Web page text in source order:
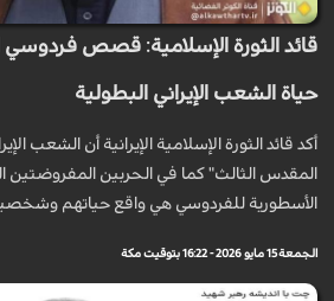
قائد الثورة الإسلامية: قصص
حياة الشعب الإيراني البطولية
أكد قائد الثورة الإسلامية الإيرانية أن الشعب
المقدس الثالث" كما في الحربين المفروضتين
الأسطورية للفردوسي هي واقع حياتهم
الجمعة 15 مايو 2026 - 16:22 بتوقيت مكة